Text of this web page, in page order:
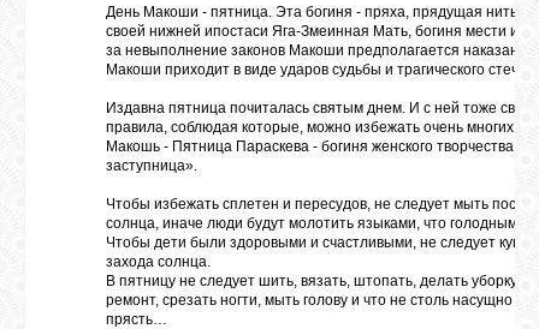
День Макоши - пятница. Эта богиня - пряха, прядущая нить
своей нижней ипостаси Яга-Змеинная Мать, богиня мести и
за невыполнение законов Макоши предполагается
Макоши приходит в виде ударов судьбы и трагического
Издавна пятница почиталась святым днем. И с ней тоже
правила, соблюдая которые, можно избежать очень многих
Макошь - Пятница Параскева - богиня женского творчества и
заступница».
Чтобы избежать сплетен и пересудов, не следует мыть
солнца, иначе люди будут молотить языками, что голодными
Чтобы дети были здоровыми и счастливыми, не следует
захода солнца.
В пятницу не следует шить, вязать, штопать, делать уборку,
ремонт, срезать ногти, мыть голову и что не столь насущно в
прясть…